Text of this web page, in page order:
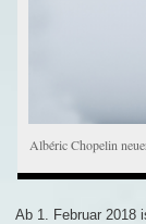
Albéric Chopelin
Ab 1. Februar 2018